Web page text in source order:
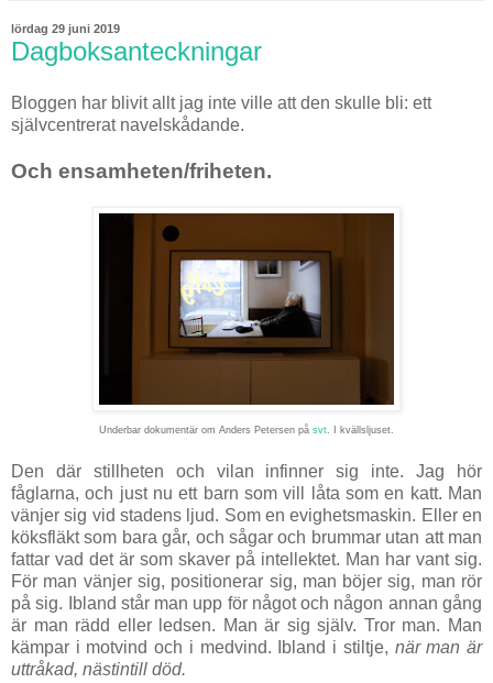
lördag 29 juni 2019
Dagboksanteckningar
Bloggen har blivit allt jag inte ville att den skulle bli: ett
självcentrerat navelskådande.
Och ensamheten/friheten.
Underbar dokumentär om Anders Petersen på svt. I kvällsljuset.
Den där stillheten och vilan infinner sig inte. Jag hör
fåglarna, och just nu ett barn som vill låta som en katt. Man
vänjer sig vid stadens ljud. Som en evighetsmaskin. Eller en
köksfläkt som bara går, och sågar och brummar utan att man
fattar vad det är som skaver på intellektet. Man har vant sig.
För man vänjer sig, positionerar sig, man böjer sig, man rör
på sig. Ibland står man upp för något och någon annan gång
är man rädd eller ledsen. Man är sig själv. Tror man. Man
kämpar i motvind och i medvind. Ibland i stiltje, när man är
uttråkad, nästintill död.